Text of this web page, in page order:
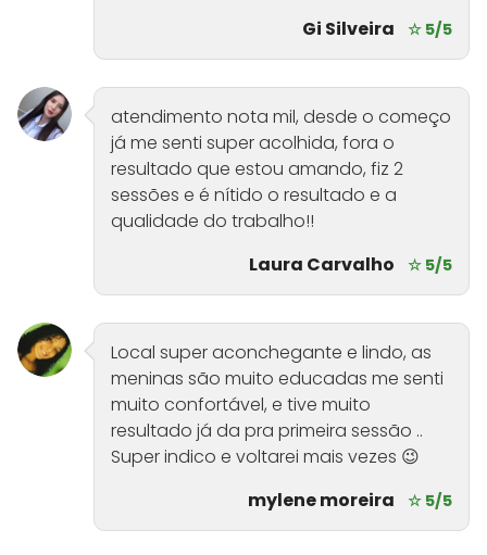
Gi Silveira
☆ 5/5
atendimento nota mil, desde o começo
já me senti super acolhida, fora o
resultado que estou amando, fiz 2
sessões e é nítido o resultado e a
qualidade do trabalho!!
Laura Carvalho
☆ 5/5
Local super aconchegante e lindo, as
meninas são muito educadas me senti
muito confortável, e tive muito
resultado já da pra primeira sessão ..
Super indico e voltarei mais vezes 😉
mylene moreira
☆ 5/5